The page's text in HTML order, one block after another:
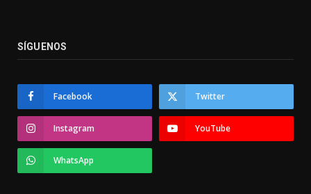
SÍGUENOS
Facebook Twitter
Instagram YouTube
WhatsApp